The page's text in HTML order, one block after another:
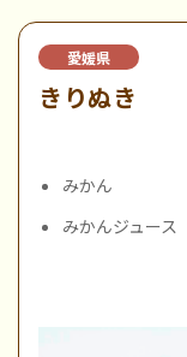
愛媛県
きりぬき
みかん
みかんジュース